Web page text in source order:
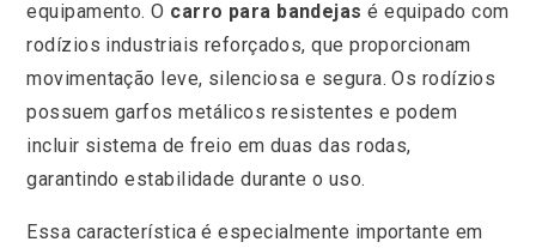
equipamento. O carro para bandejas é equipado com
rodízios industriais reforçados, que proporcionam
movimentação leve, silenciosa e segura. Os rodízios
possuem garfos metálicos resistentes e podem
incluir sistema de freio em duas das rodas,
garantindo estabilidade durante o uso.
Essa característica é especialmente importante em